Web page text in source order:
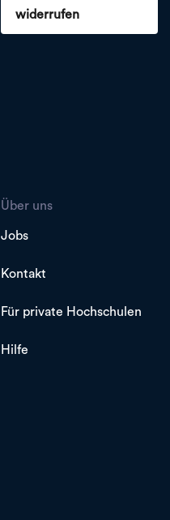
widerrufen
Über uns
Jobs
Kontakt
Für private Hochschulen
Hilfe